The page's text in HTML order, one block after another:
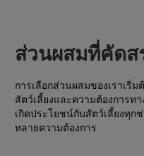
ส่วนผสมที่คัดส
การเลือกส่วนผสมของเราเริ่
สัตว์เลี้ยงและความต้องการท
เกิดประโยชน์กับสัตว์เลี้ยงทุ
หลายความต้องการ